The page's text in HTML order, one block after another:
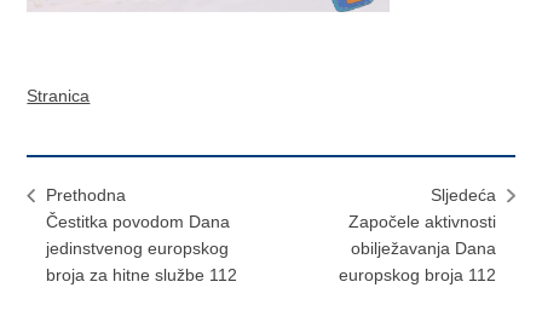
Stranica
Prethodna
Čestitka povodom Dana
jedinstvenog europskog
broja za hitne službe 112
Sljedeća
Započele aktivnosti
obilježavanja Dana
europskog broja 112